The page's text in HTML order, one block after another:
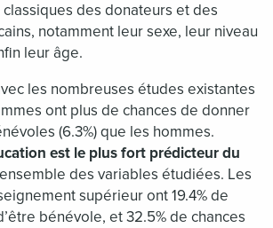
des donateurs et des
notamment leur sexe, leur niveau
leur âge.
les nombreuses études existantes
ont plus de chances de donner
(6.3%) que les hommes.
est le plus fort prédicteur du
des variables étudiées. Les
supérieur ont 19.4% de
bénévole, et 32.5% de chances